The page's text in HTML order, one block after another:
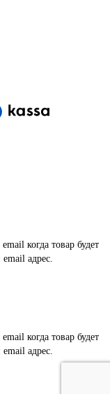
когда товар будет
адрес.
когда товар будет
адрес.